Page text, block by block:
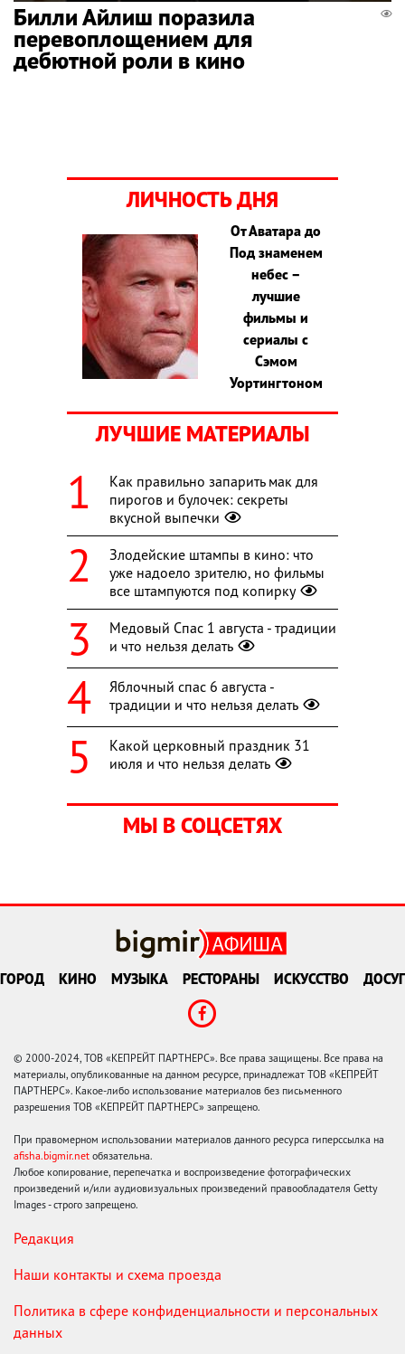
Билли Айлиш поразила
перевоплощением для
дебютной роли в кино
ЛИЧНОСТЬ ДНЯ
От Аватара до
Под знаменем
небес –
лучшие
фильмы и
сериалы с
Сэмом
Уортингтоном
ЛУЧШИЕ МАТЕРИАЛЫ
Как правильно запарить мак для
пирогов и булочек: секреты
вкусной выпечки
Злодейские штампы в кино: что
уже надоело зрителю, но фильмы
все штампуются под копирку
Медовый Спас 1 августа - традиции
и что нельзя делать
Яблочный спас 6 августа -
традиции и что нельзя делать
Какой церковный праздник 31
июля и что нельзя делать
МЫ В СОЦСЕТЯХ
ГОРОД КИНО МУЗЫКА РЕСТОРАНЫ ИСКУССТВО ДОСУГ
© 2000-2024, ТОВ «КЕПРЕЙТ ПАРТНЕРС». Все права защищены. Все права на
материалы, опубликованные на данном ресурсе, принадлежат ТОВ «КЕПРЕЙТ
ПАРТНЕРС». Какое-либо использование материалов без письменного
разрешения ТОВ «КЕПРЕЙТ ПАРТНЕРС» запрещено.
При правомерном использовании материалов данного ресурса гиперссылка на
afisha.bigmir.net обязательна.
Любое копирование, перепечатка и воспроизведение фотографических
произведений и/или аудиовизуальных произведений правообладателя Getty
Images - строго запрещено.
Редакция
Наши контакты и схема проезда
Политика в сфере конфиденциальности и персональных
данных